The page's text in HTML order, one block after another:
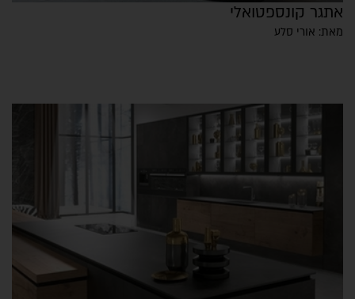
אתגר קונספטואלי
מאת: אורי סלע